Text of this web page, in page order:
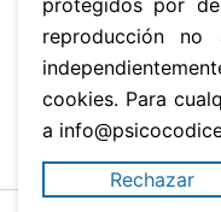
protegidos por
reproducción no
cookies. Para
a
Rechazar